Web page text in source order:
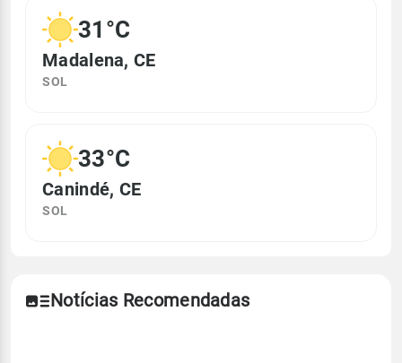
31°C
Madalena, CE
SOL
33°C
Canindé, CE
SOL
Notícias Recomendadas